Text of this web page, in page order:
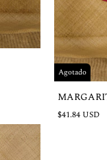
Agotado
$41.84 USD